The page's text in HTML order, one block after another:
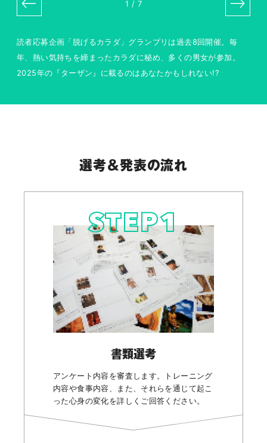
2 /7
読者応募企画「脱げるカラダ」グランプリは過去8回開催。 毎
年、熱い気持ちを締まったカラダに秘め、多くの男女が参加。
2025年の『ターザン』に載るのはあなたかもしれない!?
選考＆発表の流れ
STEP1
書類選考
アンケート内容を審査します。トレーニング
内容や食事内容、また、それらを通じて起こ
った心身の変化を詳しくご回答ください。